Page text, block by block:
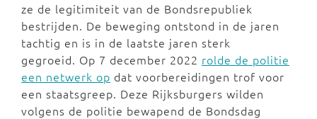
ze de legitimiteit van de Bondsrepubliek
bestrijden. De beweging ontstond in de jaren
tachtig en is in de laatste jaren sterk
gegroeid. Op 7 december 2022 rolde de politie
een netwerk op dat voorbereidingen trof voor
een staatsgreep. Deze Rijksburgers wilden
volgens de politie bewapend de Bondsdag